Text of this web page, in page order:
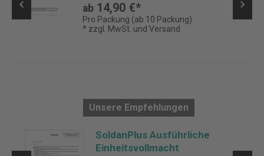
ab 14,90 €*
Pro Packung (ab 10 Packung)
* zzgl. MwSt. und Versand
Unsere Empfehlungen
SoldanPlus Ausführliche
Einheitsvollmacht